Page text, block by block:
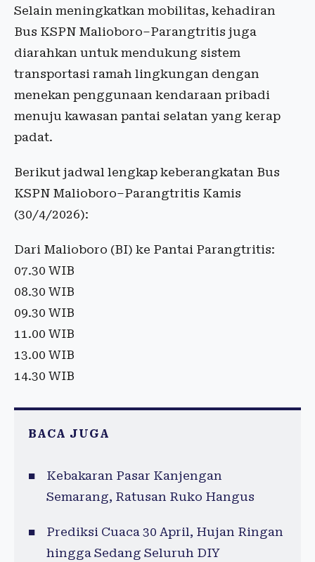
Selain meningkatkan mobilitas, kehadiran
Bus KSPN Malioboro–Parangtritis juga
diarahkan untuk mendukung sistem
transportasi ramah lingkungan dengan
menekan penggunaan kendaraan pribadi
menuju kawasan pantai selatan yang kerap
padat.
Berikut jadwal lengkap keberangkatan Bus
KSPN Malioboro–Parangtritis Kamis
(30/4/2026):
Dari Malioboro (BI) ke Pantai Parangtritis:
07.30 WIB
08.30 WIB
09.30 WIB
11.00 WIB
13.00 WIB
14.30 WIB
BACA JUGA
Kebakaran Pasar Kanjengan
Semarang, Ratusan Ruko Hangus
Prediksi Cuaca 30 April, Hujan Ringan
hingga Sedang Seluruh DIY